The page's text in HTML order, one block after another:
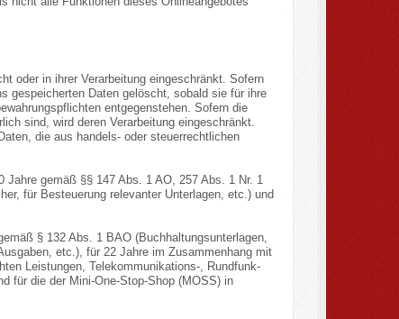
oder in ihrer Verarbeitung eingeschränkt. Sofern
gespeicherten Daten gelöscht, sobald sie für ihre
entgegenstehen. Sofern die
sind, wird deren Verarbeitung eingeschränkt.
die aus handels- oder steuerrechtlichen
Jahre gemäß §§ 147 Abs. 1 AO, 257 Abs. 1 Nr. 1
für Besteuerung relevanter Unterlagen, etc.) und
§ 132 Abs. 1 BAO (Buchhaltungsunterlagen,
etc.), für 22 Jahre im Zusammenhang mit
Leistungen, Telekommunikations-, Rundfunk-
für die der Mini-One-Stop-Shop (MOSS) in